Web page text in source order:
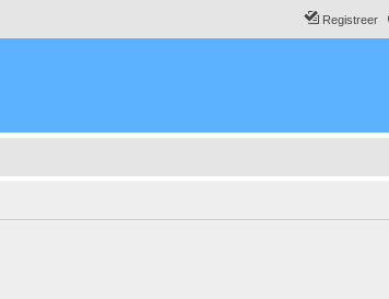
Registreer